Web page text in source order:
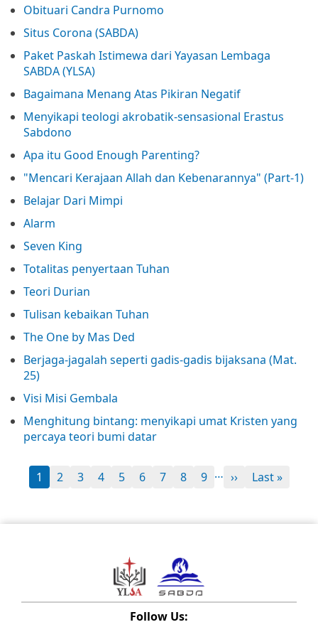
Obituari Candra Purnomo
Situs Corona (SABDA)
Paket Paskah Istimewa dari Yayasan Lembaga
SABDA (YLSA)
Bagaimana Menang Atas Pikiran Negatif
Menyikapi teologi akrobatik-sensasional Erastus
Sabdono
Apa itu Good Enough Parenting?
"Mencari Kerajaan Allah dan Kebenarannya" (Part-1)
Belajar Dari Mimpi
Alarm
Seven King
Totalitas penyertaan Tuhan
Teori Durian
Tulisan kebaikan Tuhan
The One by Mas Ded
Berjaga-jagalah seperti gadis-gadis bijaksana (Mat.
25)
Visi Misi Gembala
Menghitung bintang: menyikapi umat Kristen yang
percaya teori bumi datar
1 2 3 4 5 6 7 8 9 … ›› Last »
Follow Us: